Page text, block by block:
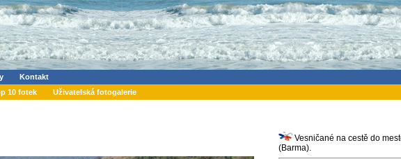
Kontakt
10 fotek Uživatelská fotogalerie
Vesničané na cestě do
(Barma).